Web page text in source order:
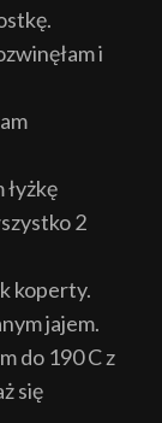
i
łyżkę
2
koperty.
jajem.
do 190 C z
się